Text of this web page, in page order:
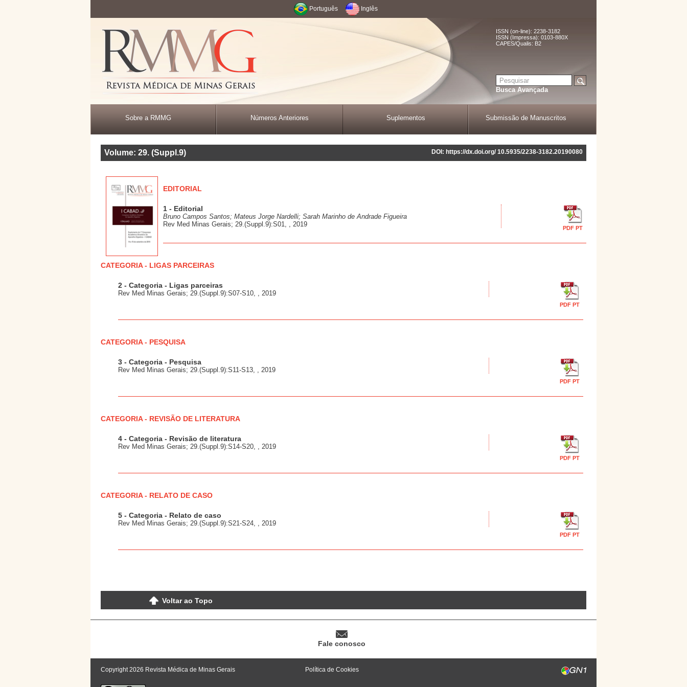
Português Inglês
ISSN (on-line): 2238-3182
ISSN (Impressa): 0103-880X
CAPES/Qualis: B2
Busca Avançada
Sobre a RMMG Números Anteriores Suplementos Submissão de Manuscritos
Volume: 29. (Suppl.9) DOI: https://dx.doi.org/ 10.5935/2238-3182.20190080
EDITORIAL
1 - Editorial
Bruno Campos Santos; Mateus Jorge Nardelli; Sarah Marinho de Andrade Figueira
Rev Med Minas Gerais; 29.(Suppl.9):S01, , 2019
PDF PT
CATEGORIA - LIGAS PARCEIRAS
2 - Categoria - Ligas parceiras
Rev Med Minas Gerais; 29.(Suppl.9):S07-S10, , 2019
PDF PT
CATEGORIA - PESQUISA
3 - Categoria - Pesquisa
Rev Med Minas Gerais; 29.(Suppl.9):S11-S13, , 2019
PDF PT
CATEGORIA - REVISÃO DE LITERATURA
4 - Categoria - Revisão de literatura
Rev Med Minas Gerais; 29.(Suppl.9):S14-S20, , 2019
PDF PT
CATEGORIA - RELATO DE CASO
5 - Categoria - Relato de caso
Rev Med Minas Gerais; 29.(Suppl.9):S21-S24, , 2019
PDF PT
Voltar ao Topo
Fale conosco
Copyright 2026 Revista Médica de Minas Gerais Política de Cookies